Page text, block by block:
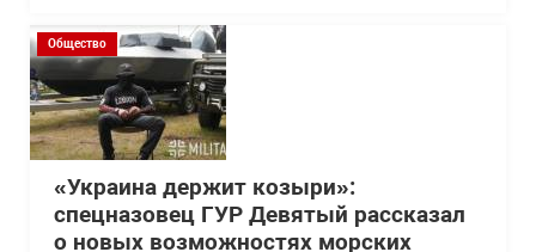
Общество
«Украина держит козыри»:
спецназовец ГУР Девятый рассказал
о новых возможностях морских